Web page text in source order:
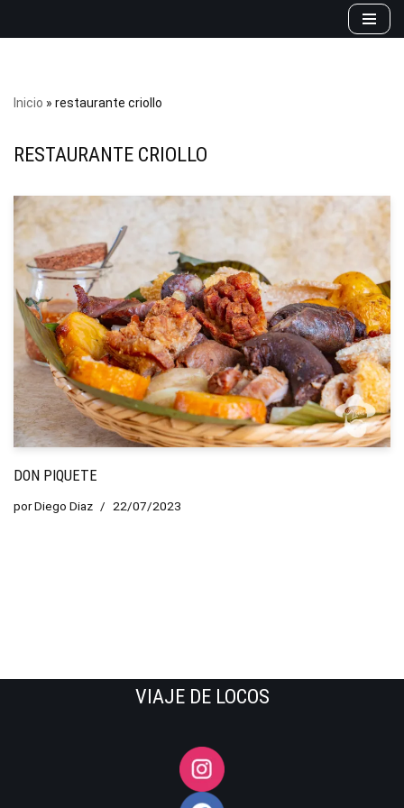
Inicio » restaurante criollo
RESTAURANTE CRIOLLO
DON PIQUETE
porDiego Diaz 22/07/2023
VIAJE DE LOCOS